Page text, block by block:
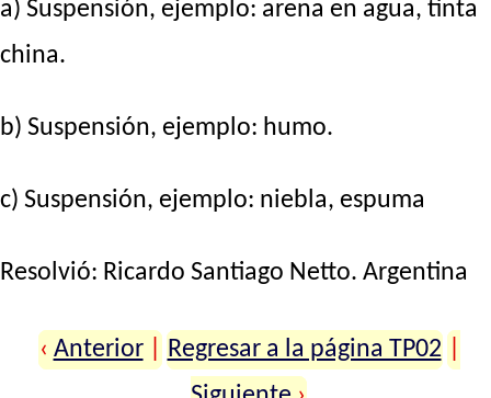
a) Suspensión, ejemplo: arena en agua, tinta
china.
b) Suspensión, ejemplo: humo.
c) Suspensión, ejemplo: niebla, espuma
Resolvió: Ricardo Santiago Netto. Argentina
‹ Anterior Regresar a la página TP02